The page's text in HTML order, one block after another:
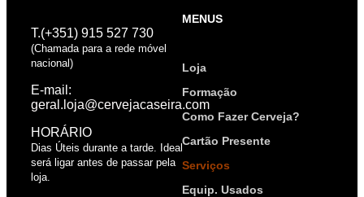
T.(+351) 915 527 730
(Chamada para a rede móvel
nacional)
E-mail:
geral.loja@cervejacaseira.com
HORÁRIO
Dias Úteis durante a tarde. Ideal
será ligar antes de passar pela
loja.
MENUS
Loja
Formação
Como Fazer Cerveja?
Cartão Presente
Serviços
Equip. Usados